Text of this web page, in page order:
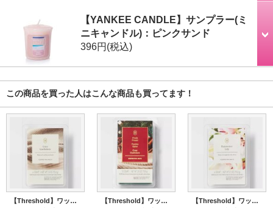
【YANKEE CANDLE】サンプラー(ミ
ニキャンドル)：ピンクサンド
396円(税込)
この商品を買った人はこんな商品も買ってます！
【Threshold】ワックスメルト6ct(2.5oz)：コージーカシミア 【Threshold】ワックスメルト12ct(2.5oz)：フレッシュフレーザー/フェスティブスパイス/ コージーカシミア 【Threshold】ワックスメルト6ct(2.5oz)：レインウォーターリリー